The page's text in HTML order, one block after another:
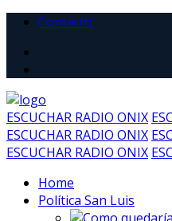
Contacto
ESCUCHAR RADIO ONIX
ESCUCHAR RADIO ONIX
ESCUCHAR RADIO ONIX
Home
Política San Luis